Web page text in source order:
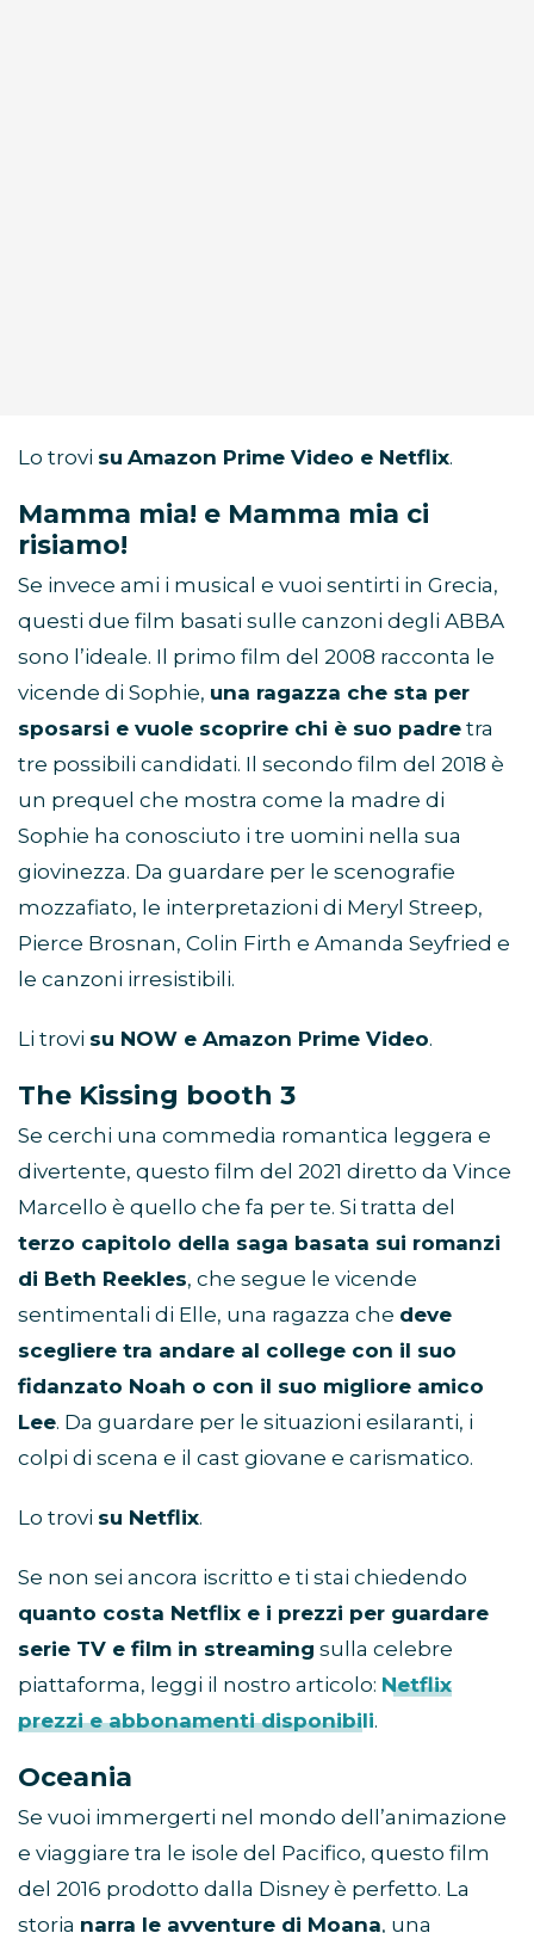
Lo trovi su Amazon Prime Video e Netflix.
Mamma mia! e Mamma mia ci
risiamo!
Se invece ami i musical e vuoi sentirti in Grecia,
questi due film basati sulle canzoni degli ABBA
sono l’ideale. Il primo film del 2008 racconta le
vicende di Sophie, una ragazza che sta per
sposarsi e vuole scoprire chi è suo padre tra
tre possibili candidati. Il secondo film del 2018 è
un prequel che mostra come la madre di
Sophie ha conosciuto i tre uomini nella sua
giovinezza. Da guardare per le scenografie
mozzafiato, le interpretazioni di Meryl Streep,
Pierce Brosnan, Colin Firth e Amanda Seyfried e
le canzoni irresistibili.
Li trovi su NOW e Amazon Prime Video.
The Kissing booth 3
Se cerchi una commedia romantica leggera e
divertente, questo film del 2021 diretto da Vince
Marcello è quello che fa per te. Si tratta del
terzo capitolo della saga basata sui romanzi
di Beth Reekles, che segue le vicende
sentimentali di Elle, una ragazza che deve
scegliere tra andare al college con il suo
fidanzato Noah o con il suo migliore amico
Lee. Da guardare per le situazioni esilaranti, i
colpi di scena e il cast giovane e carismatico.
Lo trovi su Netflix.
Se non sei ancora iscritto e ti stai chiedendo
quanto costa Netflix e i prezzi per guardare
serie TV e film in streaming sulla celebre
piattaforma, leggi il nostro articolo: Netflix
prezzi e abbonamenti disponibili.
Oceania
Se vuoi immergerti nel mondo dell’animazione
e viaggiare tra le isole del Pacifico, questo film
del 2016 prodotto dalla Disney è perfetto. La
storia narra le avventure di Moana, una